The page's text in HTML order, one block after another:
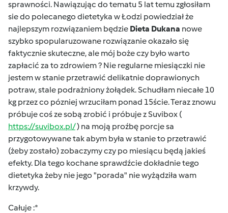
sprawności. Nawiązując do tematu 5 lat temu zgłosiłam
sie do polecanego dietetyka w Łodzi powiedział że
najlepszym rozwiązaniem będzie Dieta Dukana nowe
szybko spopularuzowane rozwiązanie okazało się
faktycznie skuteczne, ale mój boże czy było warto
zapłacić za to zdrowiem ? Nie regularne miesiączki nie
jestem w stanie przetrawić delikatnie doprawionych
potraw, stale podrażniony żołądek. Schudłam niecałe 10
kg przez co pózniej wrzuciłam ponad 15ście. Teraz znowu
próbuje coś ze sobą zrobić i próbuje z Suvibox (
https://suvibox.pl/) na moją proźbę porcje sa
przygotowywane tak abym była w stanie to przetrawić
(żeby zostało) zobaczymy czy po miesiącu będą jakieś
efekty. Dla tego kochane sprawdźcie dokładnie tego
dietetyka żeby nie jego "porada" nie wyżądziła wam
krzywdy.
Całuje :*